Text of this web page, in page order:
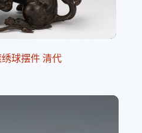
球摆件 清代